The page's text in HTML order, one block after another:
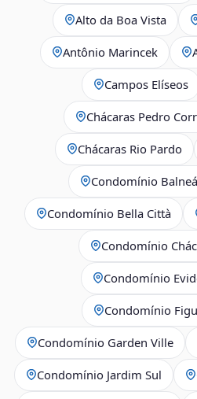
Alto da Boa Vista
Antônio Marincek
Campos Elíseos
Chácaras Pedro
Chácaras Rio Pardo
Condomínio
Condomínio Bella Città
Condomínio
Condomínio
Condomínio
Condomínio Garden Ville
Condomínio Jardim Sul